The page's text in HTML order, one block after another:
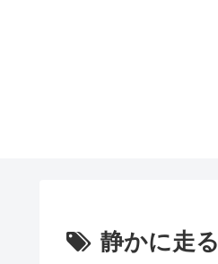
静かに走る